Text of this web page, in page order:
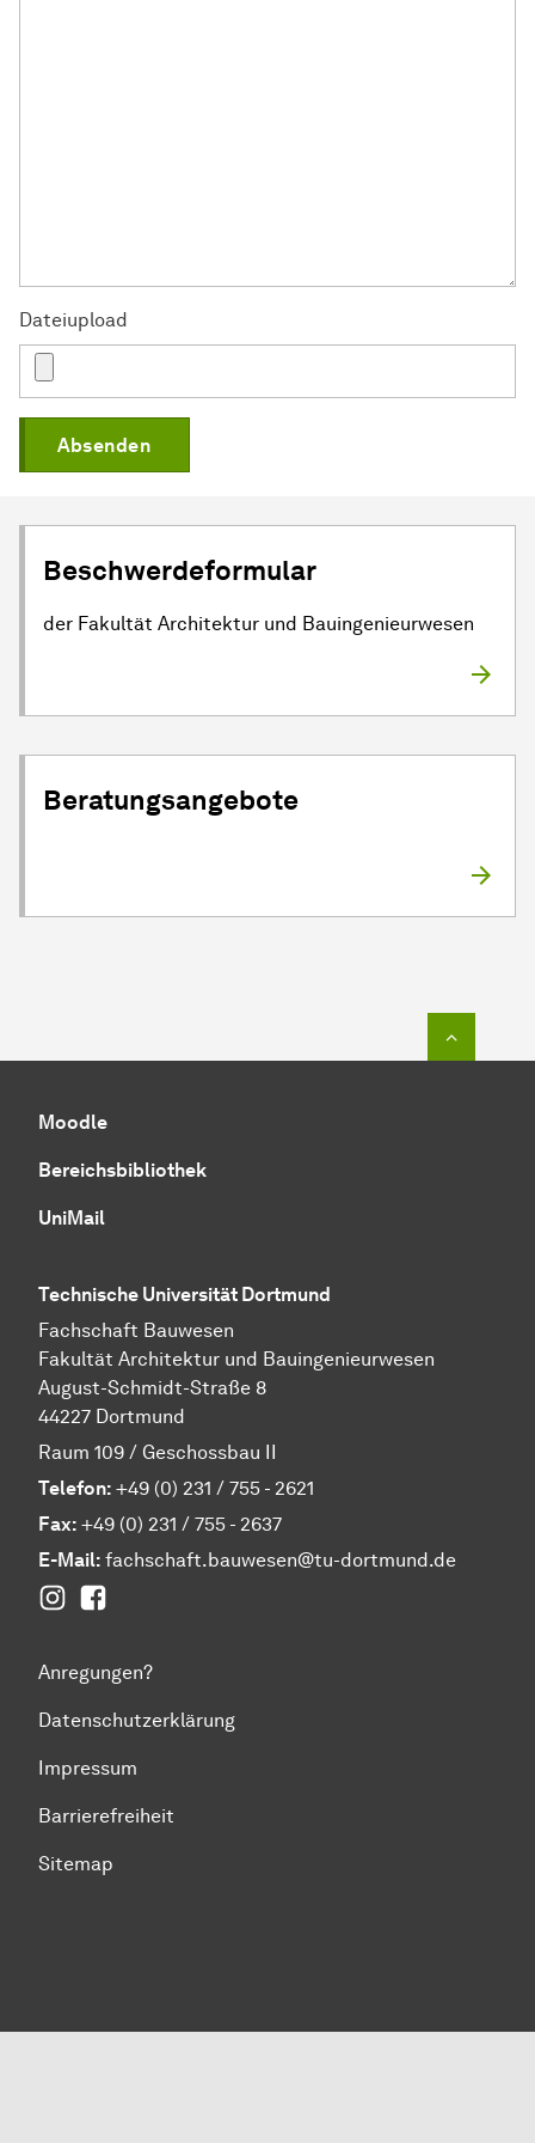
Dateiupload
Absenden
Beschwerdeformular
der Fakultät Architektur und Bauingenieurwesen
Beratungsangebote
Moodle
Bereichsbibliothek
UniMail
Technische Universität Dortmund
Fachschaft Bauwesen
Fakultät Architektur und Bauingenieurwesen
August-Schmidt-Straße 8
44227 Dortmund
Raum 109 / Geschossbau II
Telefon: +49 (0) 231 / 755 - 2621
Fax: +49 (0) 231 / 755 - 2637
E-Mail: fachschaft.bauwesen@tu-dortmund.de
Instagram
Anregungen?
Datenschutzerklärung
Impressum
Barrierefreiheit
Sitemap